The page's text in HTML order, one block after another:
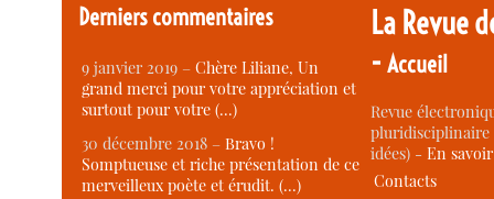
Derniers commentaires
9 janvier 2019 –Chère Liliane, Un
grand merci pour votre appréciation et
surtout pour votre (…)
30 décembre 2018 –Bravo !
Somptueuse et riche présentation de ce
merveilleux poète et érudit. (…)
La Revue
-Accueil
Revue
idées) -En
Contacts